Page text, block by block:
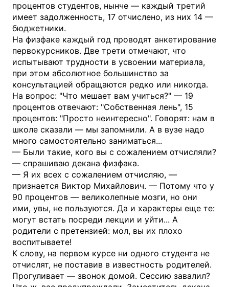
процентов студентов, нынче — каждый третий
имеет задолженность, 17 отчислено, из них 14 —
бюджетники.
На физфаке каждый год проводят анкетирование
первокурсников. Две трети отмечают, что
испытывают трудности в усвоении материала,
при этом абсолютное большинство за
консультацией обращаются редко или никогда.
На вопрос: "Что мешает вам учиться?" — 19
процентов отвечают: "Собственная лень", 15
процентов: "Просто неинтересно". Говорят: нам в
школе сказали — мы запомнили. А в вузе надо
много самостоятельно заниматься...
— Были такие, кого вы с сожалением отчисляли?
— спрашиваю декана физфака.
— Я их всех с сожалением отчисляю, —
признается Виктор Михайлович. — Потому что у
90 процентов — великолепные мозги, но они
ими, увы, не пользуются. Да и характеры еще те:
могут встать посреди лекции и уйти... А
родители с претензией: мол, вы их плохо
воспитываете!
К слову, на первом курсе ни одного студента не
отчислят, не поставив в известность родителей.
Прогуливает — звонок домой. Сессию завалил?